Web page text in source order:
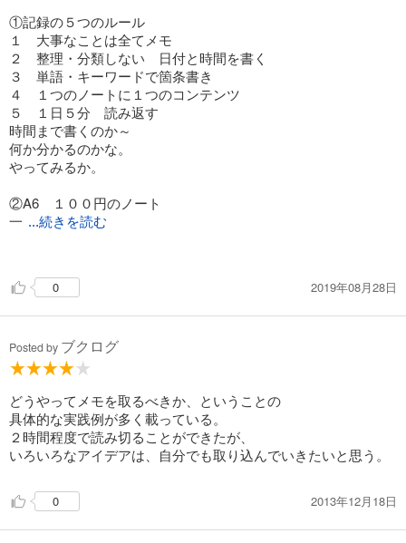
①記録の５つのルール
１ 大事なことは全てメモ
２ 整理・分類しない 日付と時間を書く
３ 単語・キーワードで箇条書き
４ １つのノートに１つのコンテンツ
５ １日５分 読み返す
時間まで書くのか～
何か分かるのかな。
やってみるか。
②A6 １００円のノート
一 ...続きを読む
③モレスキンのCahier(カイエ）
書けなかったな。
無印は昔使っていたが、
いいよね。無駄な装飾がないから。
⑤A5サイズ リングノート
リングノートは開きっぱなしにできるのが
いいんだよね。
私は仕事のメモを取るのに
0 2019年08月28日
Posted by ブクログ
どうやってメモを取るべきか、ということの
具体的な実践例が多く載っている。
２時間程度で読み切ることができたが、
いろいろなアイデアは、自分でも取り込んでいきたいと思う。
0 2013年12月18日